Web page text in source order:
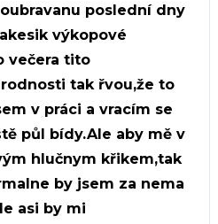
poslední dny
výkopové
večera tito
tak řvou,že to
v práci a vracím se
půl bídy.Ale aby mě v
hlučnym křikem,tak
by jsem za nema
asi by mi